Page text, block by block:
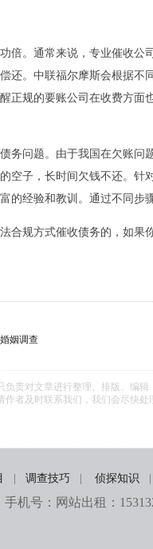
倍。通常来说，专业催收公
还。中联福尔摩斯会根据不
正规的要账公司在收费方面
务问题。由于我国在欠账
空子，长时间欠钱不还。针
的经验和教训。通过不同步
合规方式催收债务的，如果
姻调查
责对文章进行整理、排版、编
者及时联系我们，我们会尽快处
调查技巧 侦探知识
机号：网站出租：